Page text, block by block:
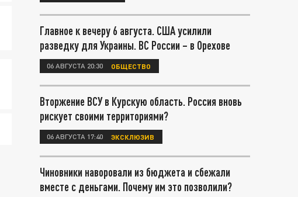
Главное к вечеру 6 августа. США усилили
разведку для Украины. ВС России – в Орехове
06 АВГУСТА 20:30 ОБЩЕСТВО
Вторжение ВСУ в Курскую область. Россия вновь
рискует своими территориями?
06 АВГУСТА 17:40 ЭКСКЛЮЗИВ
Чиновники наворовали из бюджета и сбежали
вместе с деньгами. Почему им это позволили?